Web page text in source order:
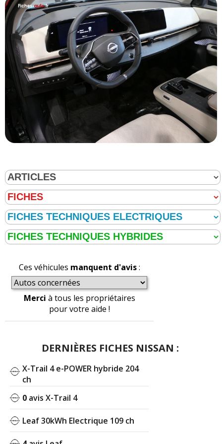
Ces véhicules manquent d'avis:
Merci à tous les propriétaires
pour votre aide !
DERNIÈRES FICHES NISSAN :
X-Trail 4 e-POWER hybride 204
ch
0 avis X-Trail 4
Leaf 30kWh Electrique 109 ch